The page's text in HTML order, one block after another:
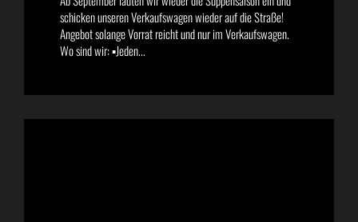
schicken unseren Verkaufswagen wieder auf die Straße!
Angebot solange Vorrat reicht und nur im Verkaufswagen.
Wo sind wir: ▪️Jeden...